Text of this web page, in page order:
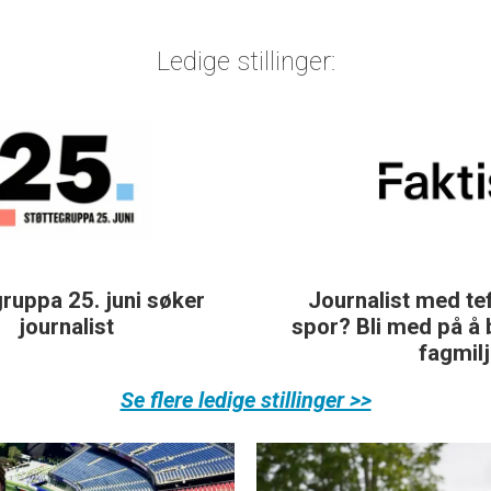
Ledige stillinger:
Journalist med teft for digitale
spor? Bli med på å bygge vårt nye
Se flere ledige stillinger >>